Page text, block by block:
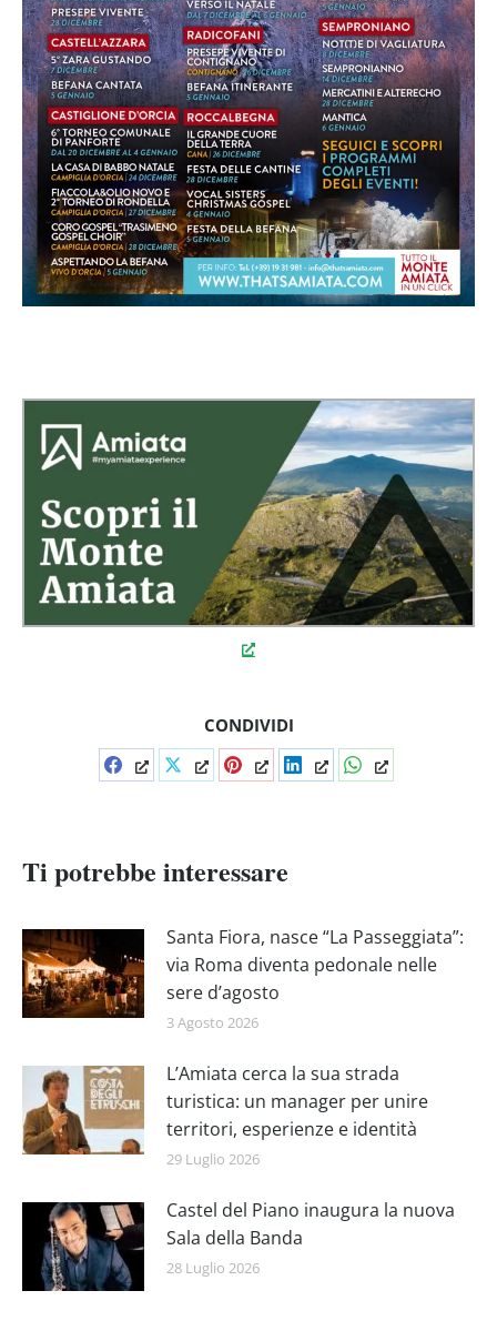
CONDIVIDI
CondividiCondividiCondividiCondividiCondividi
Ti potrebbe interessare
Santa Fiora, nasce “La Passeggiata”:
via Roma diventa pedonale nelle
sere d’agosto
3 Agosto 2026
L’Amiata cerca la sua strada
turistica: un manager per unire
territori, esperienze e identità
29 Luglio 2026
Castel del Piano inaugura la nuova
Sala della Banda
28 Luglio 2026